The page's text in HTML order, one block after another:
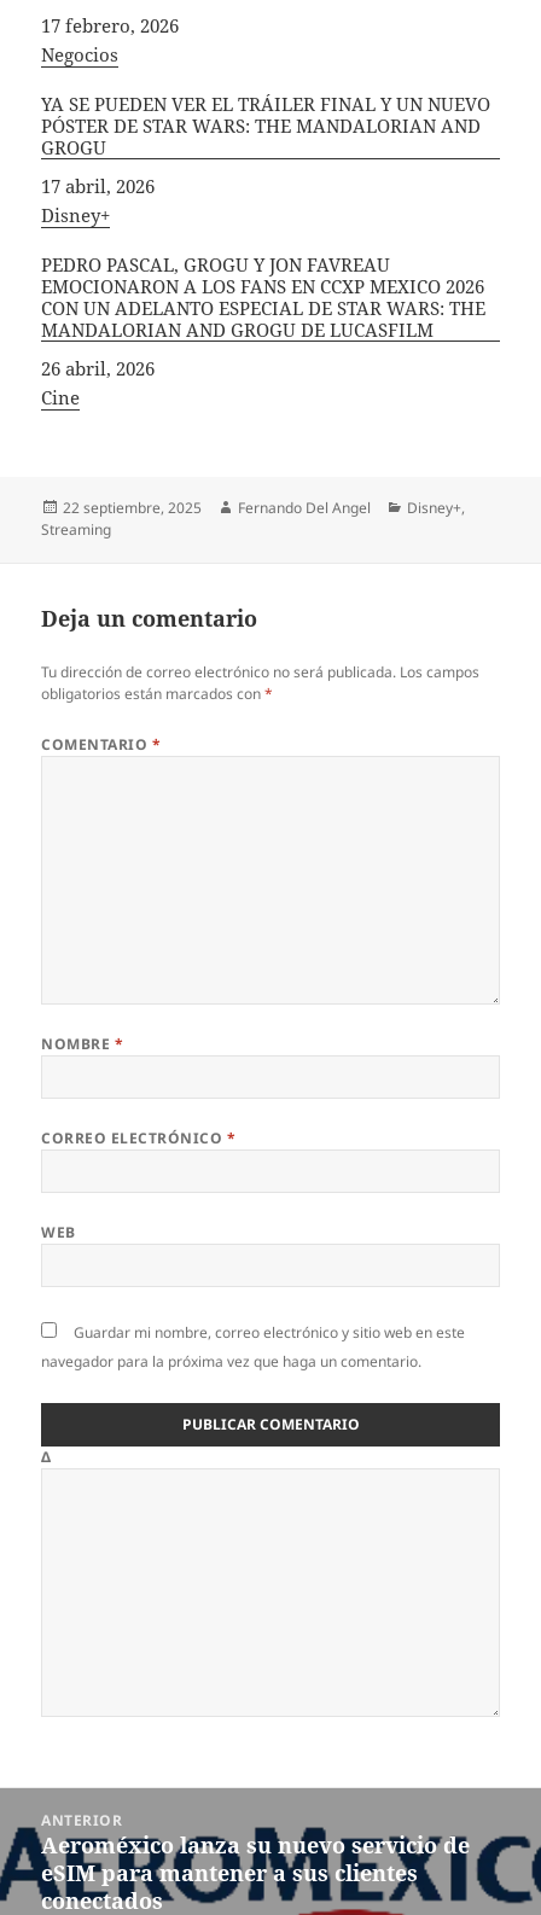
Fecha
17 febrero, 2026
In relation to
Negocios
YA SE PUEDEN VER EL TRÁILER FINAL Y UN NUEVO
PÓSTER DE STAR WARS: THE MANDALORIAN AND
GROGU
Fecha
17 abril, 2026
In relation to
Disney+
PEDRO PASCAL, GROGU Y JON FAVREAU
EMOCIONARON A LOS FANS EN CCXP MEXICO 2026
CON UN ADELANTO ESPECIAL DE STAR WARS: THE
MANDALORIAN AND GROGU DE LUCASFILM
Fecha
26 abril, 2026
In relation to
Cine
Publicado
el
22 septiembre, 2025 Autor
Fernando Del Angel Categorías
Disney+,
Streaming
Deja un comentario
Tu dirección de correo electrónico no será publicada. Los campos
obligatorios están marcados con*
COMENTARIO *
NOMBRE *
CORREO ELECTRÓNICO *
WEB
Guardar mi nombre, correo electrónico y sitio web en este
navegador para la próxima vez que haga un comentario.
Δ
de
entradas
ANTERIOR
Entrada
anterior:
Aeroméxico lanza su nuevo servicio de
eSIM para mantener a sus clientes
conectados